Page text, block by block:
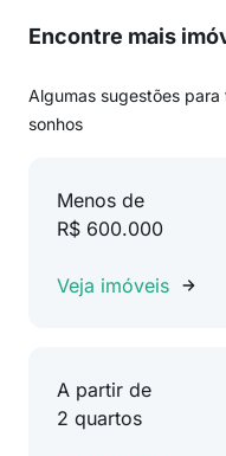
Encontre mais
Algumas sugestões
sonhos
Menos de
R$ 600.000
Veja imóveis
A partir de
2 quartos